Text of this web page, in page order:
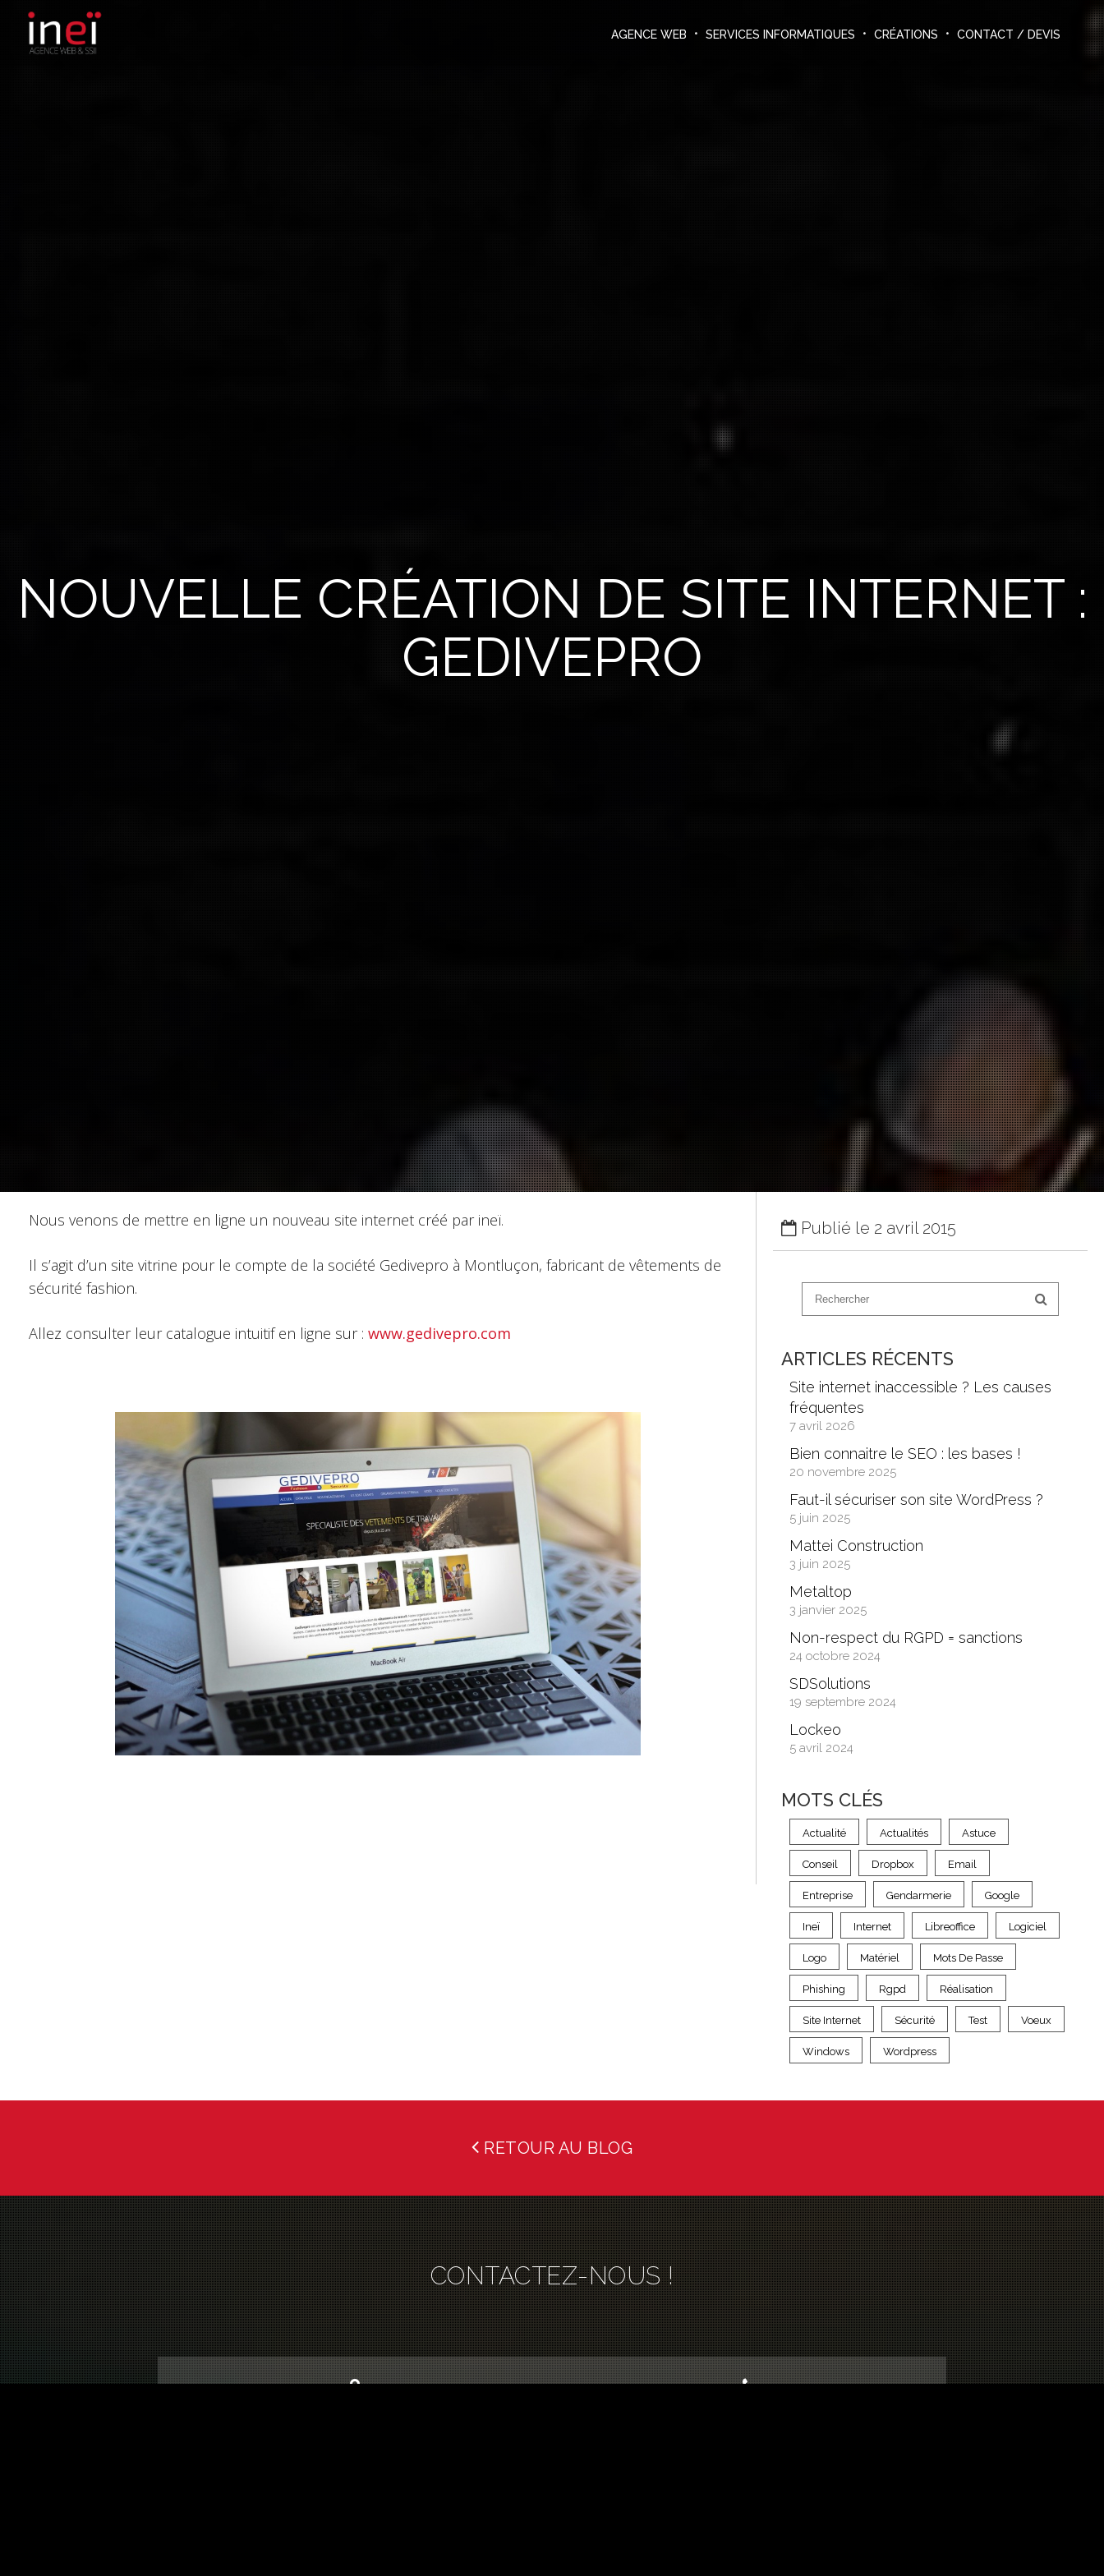
DEMANDER UN DEVISAGENCE WEB SERVICES INFORMATIQUES CRÉATIONS CONTACT / DEVIS
NOUVELLE CRÉATION DE SITE INTERNET :
GEDIVEPRO
Nous venons de mettre en ligne un nouveau site internet créé par ineï.
Il s’agit d’un site vitrine pour le compte de la société Gedivepro à Montluçon, fabricant de vêtements de
sécurité fashion.
Allez consulter leur catalogue intuitif en ligne sur : www.gedivepro.com
Publié le 2 avril 2015
ARTICLES RÉCENTS
Site internet inaccessible ? Les causes
fréquentes
7 avril 2026
Bien connaitre le SEO : les bases !
20 novembre 2025
Faut-il sécuriser son site WordPress ?
5 juin 2025
Mattei Construction
3 juin 2025
Metaltop
3 janvier 2025
Non-respect du RGPD = sanctions
24 octobre 2024
SDSolutions
19 septembre 2024
Lockeo
5 avril 2024
MOTS CLÉS
Actualité Actualités Astuce
Conseil Dropbox Email
Entreprise Gendarmerie Google
Ineï Internet Libreoffice Logiciel
Logo Matériel Mots De Passe
Phishing Rgpd Réalisation
Site Internet Sécurité Test Voeux
Windows Wordpress
RETOUR AU BLOG
CONTACTEZ-NOUS !